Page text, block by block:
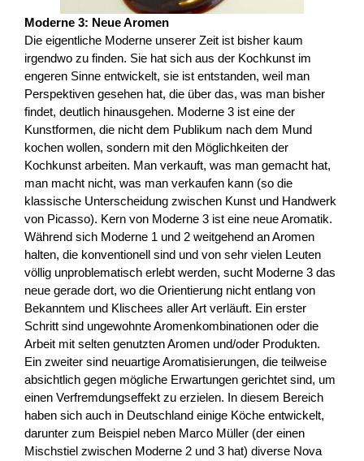
Moderne 3: Neue Aromen
Die eigentliche Moderne unserer Zeit ist bisher kaum
irgendwo zu finden. Sie hat sich aus der Kochkunst im
engeren Sinne entwickelt, sie ist entstanden, weil man
Perspektiven gesehen hat, die über das, was man bisher
findet, deutlich hinausgehen. Moderne 3 ist eine der
Kunstformen, die nicht dem Publikum nach dem Mund
kochen wollen, sondern mit den Möglichkeiten der
Kochkunst arbeiten. Man verkauft, was man gemacht hat,
man macht nicht, was man verkaufen kann (so die
klassische Unterscheidung zwischen Kunst und Handwerk
von Picasso). Kern von Moderne 3 ist eine neue Aromatik.
Während sich Moderne 1 und 2 weitgehend an Aromen
halten, die konventionell sind und von sehr vielen Leuten
völlig unproblematisch erlebt werden, sucht Moderne 3 das
neue gerade dort, wo die Orientierung nicht entlang von
Bekanntem und Klischees aller Art verläuft. Ein erster
Schritt sind ungewohnte Aromenkombinationen oder die
Arbeit mit selten genutzten Aromen und/oder Produkten.
Ein zweiter sind neuartige Aromatisierungen, die teilweise
absichtlich gegen mögliche Erwartungen gerichtet sind, um
einen Verfremdungseffekt zu erzielen. In diesem Bereich
haben sich auch in Deutschland einige Köche entwickelt,
darunter zum Beispiel neben Marco Müller (der einen
Mischstiel zwischen Moderne 2 und 3 hat) diverse Nova